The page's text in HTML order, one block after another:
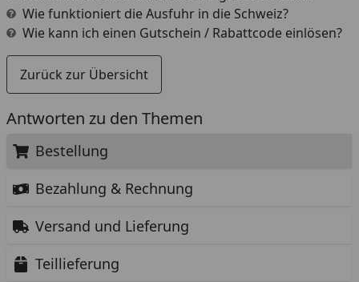
Antworten zu den Themen
Bestellung
Bezahlung & Rechnung
Versand und Lieferung
Teillieferung
Wie funktioniert die Ausfuhr in die Schweiz?
Wie kann ich einen Gutschein / Rabattcode einlösen?
Zurück zur Übersicht